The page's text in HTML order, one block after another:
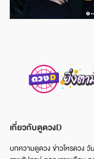
เกี่ยวกับดูดวงD
บทความดูดวง ข่าวโหรดวง